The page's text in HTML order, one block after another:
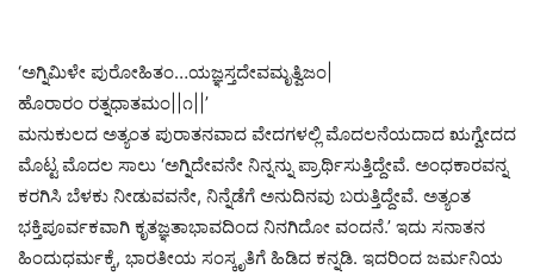
‘ಅಗ್ನಿಮಿಳೇ ಪುರೋಹಿತಂ…ಯಜ್ಞಸ್ತದೇವಮೃತ್ವಿಜಂ|
ಹೊರಾರಂ ರತ್ನಧಾತಮಂ||೧||’
ಮನುಕುಲದ ಅತ್ಯಂತ ಪುರಾತನವಾದ ವೇದಗಳಲ್ಲಿ ಮೊದಲನೆಯದಾದ ಋಗ್ವೇದದ
ಮೊಟ್ಟ ಮೊದಲ ಸಾಲು ‘ಅಗ್ನಿದೇವನೇ ನಿನ್ನನ್ನು ಪ್ರಾರ್ಥಿಸುತ್ತಿದ್ದೇವೆ. ಅಂಧಕಾರವನ್ನ
ಕರಗಿಸಿ ಬೆಳಕು ನೀಡುವವನೇ, ನಿನ್ನೆಡೆಗೆ ಅನುದಿನವು ಬರುತ್ತಿದ್ದೇವೆ. ಅತ್ಯಂತ
ಭಕ್ತಿಪೂರ್ವಕವಾಗಿ ಕೃತಜ್ಞತಾಭಾವದಿಂದ ನಿನಗಿದೋ ವಂದನೆ.’ ಇದು ಸನಾತನ
ಹಿಂದುಧರ್ಮಕ್ಕೆ, ಭಾರತೀಯ ಸಂಸ್ಕೃತಿಗೆ ಹಿಡಿದ ಕನ್ನಡಿ. ಇದರಿಂದ ಜರ್ಮನಿಯ